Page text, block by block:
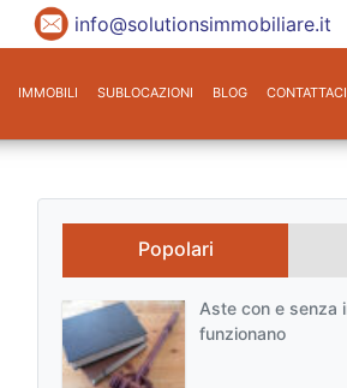
info@solutionsimmobiliare.it
IMMOBILI SUBLOCAZIONI BLOG CONTATTACI
Popolari
Aste con e senza incanto: come
funzionano